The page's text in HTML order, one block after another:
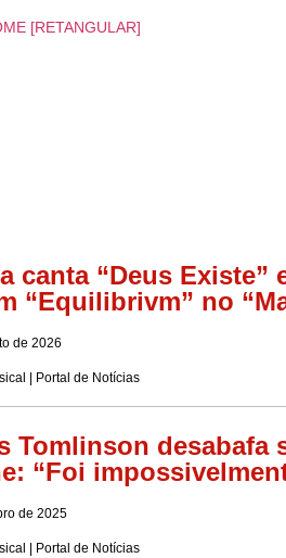
canta “Deus Existe”
“Equilibrivm” no
de 2026
| Portal de Notícias
Tomlinson desabafa
“Foi
de 2025
| Portal de Notícias